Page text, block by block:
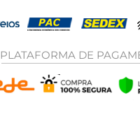
PLATAFORMA DE